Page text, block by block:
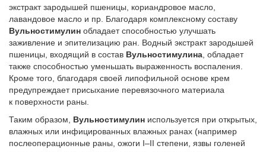
экстракт зародышей пшеницы, кориандровое масло,
лавандовое масло и пр. Благодаря комплексному составу
Вульностимулин обладает способностью улучшать
заживление и эпителизацию ран. Водный экстракт зародышей
пшеницы, входящий в состав Вульностимулина, обладает
также способностью уменьшать выраженность воспаления.
Кроме того, благодаря своей липофильной основе крем
предупреждает присыхание перевязочного материала
к поверхности раны.
Таким образом, Вульностимулин используется при открытых,
влажных или инфицированных влажных ранах (например
послеоперационные раны, ожоги I–II степени, язвы голеней